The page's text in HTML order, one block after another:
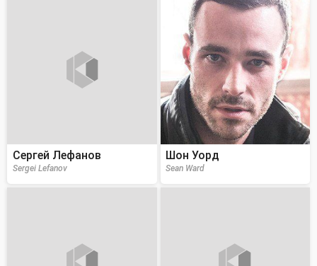
Сергей Лефанов
Sergei Lefanov
Шон Уорд
Sean Ward